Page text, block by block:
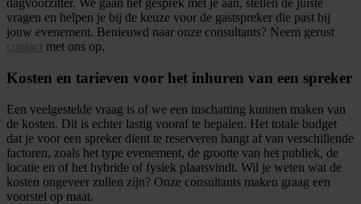
dagvoorzitter. We gaan het gesprek met je aan, stellen de juiste
vragen en helpen je bij de keuze voor de gastspreker die past bij
jouw evenement. Benieuwd naar onze consultants? Neem gerust
contact met ons op.
Kosten en tarieven voor het inhuren van een spreker
Een veelgestelde vraag is of we een inschatting kunnen maken van
de kosten. Dit is echter lastig vooraf te bepalen. Het totale budget
dat je voor een spreker dient te reserveren hangt af van verschillende
factoren, zoals het type evenement, de grootte van het publiek, de
locatie en of het hybride of fysiek plaatsvindt. Wil je weten wat de
kosten ongeveer zullen zijn? Onze consultants maken graag een
voorstel op maat.